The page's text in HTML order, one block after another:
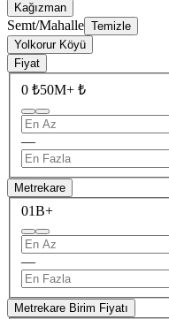
Kağızman
Semt/Mahalle Temizle
Yolkorur Köyü
Fiyat
0 ₺50M+ ₺
—
Metrekare
01B+
—
Metrekare Birim Fiyatı